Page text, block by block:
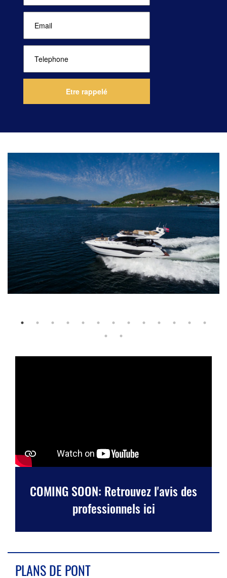
COMING SOON: Retrouvez l'avis des
professionnels ici
PLANS DE PONT